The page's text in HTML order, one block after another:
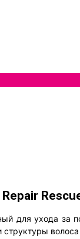
для ухода за
структуры